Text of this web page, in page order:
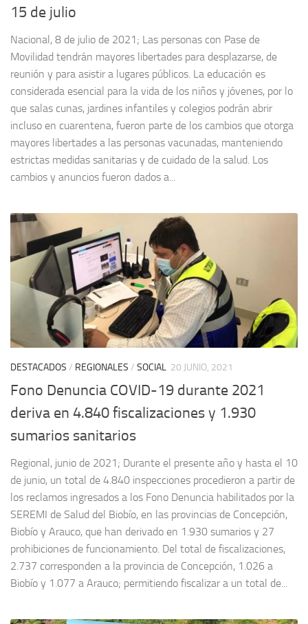
15 de julio
Nacional, 8 de julio de 2021; Las personas con Pase de
Movilidad tendrán mayores libertades para desplazarse, de
reunión y para asistir a lugares públicos. La educación es
considerada esencial para la vida de los niños y jóvenes, por lo
que salas cunas, jardines infantiles y colegios podrán abrir
incluso en cuarentena, fueron parte de los cambios que otorga
mayores libertades a las personas vacunadas, manteniendo
estrictas medidas sanitarias y de cuidado de la salud. Los
cambios y anuncios fueron dados a...
DESTACADOS / REGIONALES / SOCIAL 20 JUNIO, 2021
Fono Denuncia COVID-19 durante 2021
deriva en 4.840 fiscalizaciones y 1.930
sumarios sanitarios
Regional, junio de 2021; Durante el presente año y hasta el 10
de junio, un total de 4.840 inspecciones procedieron a partir de
los reclamos ingresados a los Fono Denuncia habilitados por la
SEREMI de Salud del Biobío, en las provincias de Concepción,
Biobío y Arauco, que han derivado en 1.930 sumarios y 27
prohibiciones de funcionamiento. Del total de fiscalizaciones,
2.737 corresponden a la provincia de Concepción, 1.026 a
Biobío y 1.077 a Arauco; permitiendo fiscalizar a un total de...